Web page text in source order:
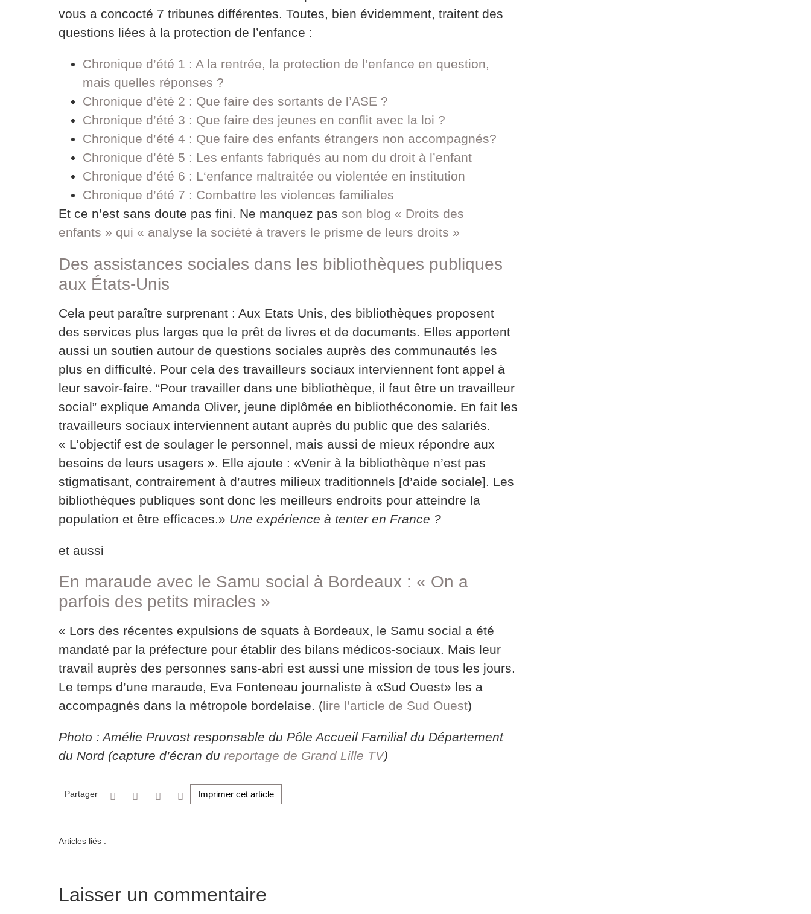
vous a concocté 7 tribunes différentes. Toutes, bien évidemment, traitent des
questions liées à la protection de l’enfance :
Chronique d’été 1 : A la rentrée, la protection de l’enfance en question,
mais quelles réponses ?
Chronique d’été 2 : Que faire des sortants de l’ASE ?
Chronique d’été 3 : Que faire des jeunes en conflit avec la loi ?
Chronique d’été 4 : Que faire des enfants étrangers non accompagnés?
Chronique d’été 5 : Les enfants fabriqués au nom du droit à l’enfant
Chronique d’été 6 : L‘enfance maltraitée ou violentée en institution
Chronique d’été 7 : Combattre les violences familiales
Et ce n’est sans doute pas fini. Ne manquez pas son blog « Droits des
enfants » qui « analyse la société à travers le prisme de leurs droits »
Des assistances sociales dans les bibliothèques publiques
aux États-Unis
Cela peut paraître surprenant : Aux Etats Unis, des bibliothèques proposent
des services plus larges que le prêt de livres et de documents. Elles apportent
aussi un soutien autour de questions sociales auprès des communautés les
plus en difficulté. Pour cela des travailleurs sociaux interviennent font appel à
leur savoir-faire. “Pour travailler dans une bibliothèque, il faut être un travailleur
social” explique Amanda Oliver, jeune diplômée en bibliothéconomie. En fait les
travailleurs sociaux interviennent autant auprès du public que des salariés.
« L’objectif est de soulager le personnel, mais aussi de mieux répondre aux
besoins de leurs usagers ». Elle ajoute : «Venir à la bibliothèque n’est pas
stigmatisant, contrairement à d’autres milieux traditionnels [d’aide sociale]. Les
bibliothèques publiques sont donc les meilleurs endroits pour atteindre la
population et être efficaces.» Une expérience à tenter en France ?
et aussi
En maraude avec le Samu social à Bordeaux : « On a
parfois des petits miracles »
« Lors des récentes expulsions de squats à Bordeaux, le Samu social a été
mandaté par la préfecture pour établir des bilans médicos-sociaux. Mais leur
travail auprès des personnes sans-abri est aussi une mission de tous les jours.
Le temps d’une maraude, Eva Fonteneau journaliste à «Sud Ouest» les a
accompagnés dans la métropole bordelaise. (lire l’article de Sud Ouest)
Photo : Amélie Pruvost responsable du Pôle Accueil Familial du Département
du Nord (capture d’écran du reportage de Grand Lille TV)
Partager Imprimer cet article
Articles liés :
Laisser un commentaire